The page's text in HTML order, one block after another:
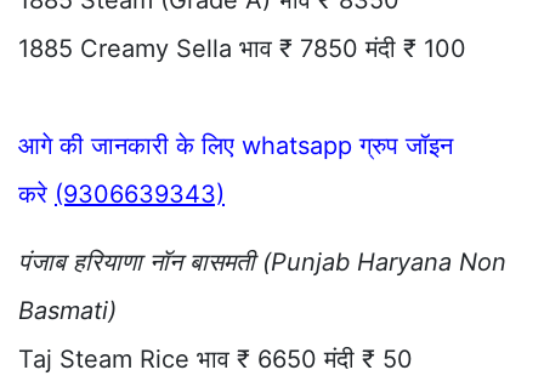
1885 Creamy Sella भाव ₹ 7850 मंदी ₹ 100
आगे की जानकारी के लिए whatsapp ग्रुप जॉइन
करे (9306639343)
पंजाब हरियाणा नॉन बासमती (Punjab Haryana Non
Basmati)
Taj Steam Rice भाव ₹ 6650 मंदी ₹ 50